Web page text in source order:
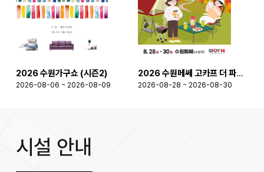
2026 수원가구쇼 (시즌2)
2026-08-06 ~ 2026-08-09
2026 수원메쎄 고카프 더 파이널 시즌
2026-08-28 ~ 2026-08-30
시설 안내